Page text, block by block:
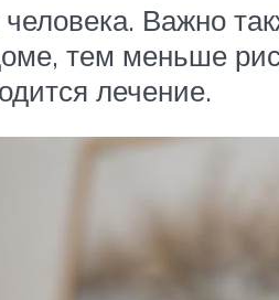
Важно
тем меньше
лечение.